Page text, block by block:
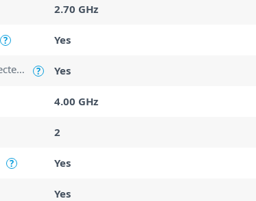
2.70 GHz
? Yes
Intel Virtualization Technology for Directed I/O (VT-d) ? Yes
4.00 GHz
2
? Yes
Yes